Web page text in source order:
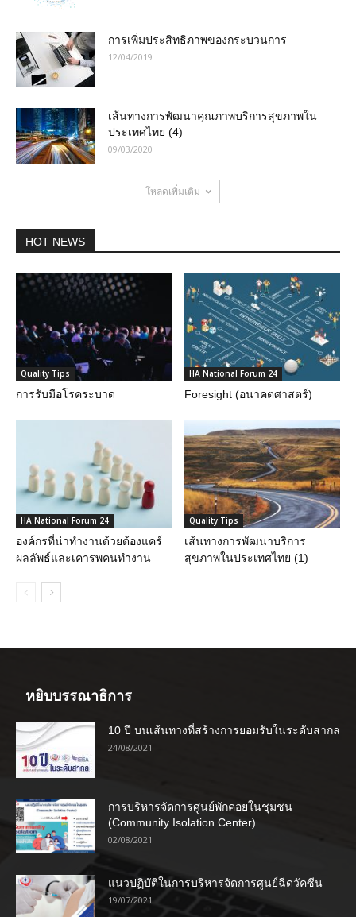
การเพิ่มประสิทธิภาพของกระบวนการ
12/04/2019
เส้นทางการพัฒนาคุณภาพบริการสุขภาพใน
ประเทศไทย (4)
09/03/2020
โหลดเพิ่มเติม
HOT NEWS
Quality Tips
การรับมือโรคระบาด
HA National Forum 24
Foresight (อนาคตศาสตร์)
HA National Forum 24
องค์กรที่น่าทำงานด้วยต้องแคร์
ผลลัพธ์และเคารพคนทำงาน
Quality Tips
เส้นทางการพัฒนาบริการ
สุขภาพในประเทศไทย (1)
หยิบบรรณาธิการ
10 ปี บนเส้นทางที่สร้างการยอมรับในระดับสากล
24/08/2021
การบริหารจัดการศูนย์พักคอยในชุมชน
(Community Isolation Center)
02/08/2021
แนวปฏิบัติในการบริหารจัดการศูนย์ฉีดวัคซีน
19/07/2021